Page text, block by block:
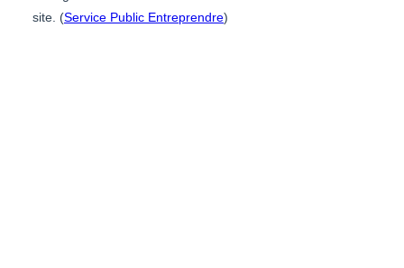
site. (Service Public Entreprendre)